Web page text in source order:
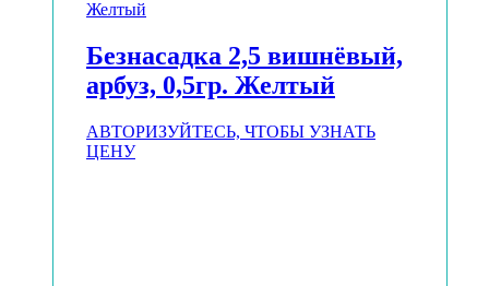
Безнасадка 2,5 вишнёвый,
арбуз, 0,5гр. Желтый
АВТОРИЗУЙТЕСЬ, ЧТОБЫ УЗНАТЬ
ЦЕНУ